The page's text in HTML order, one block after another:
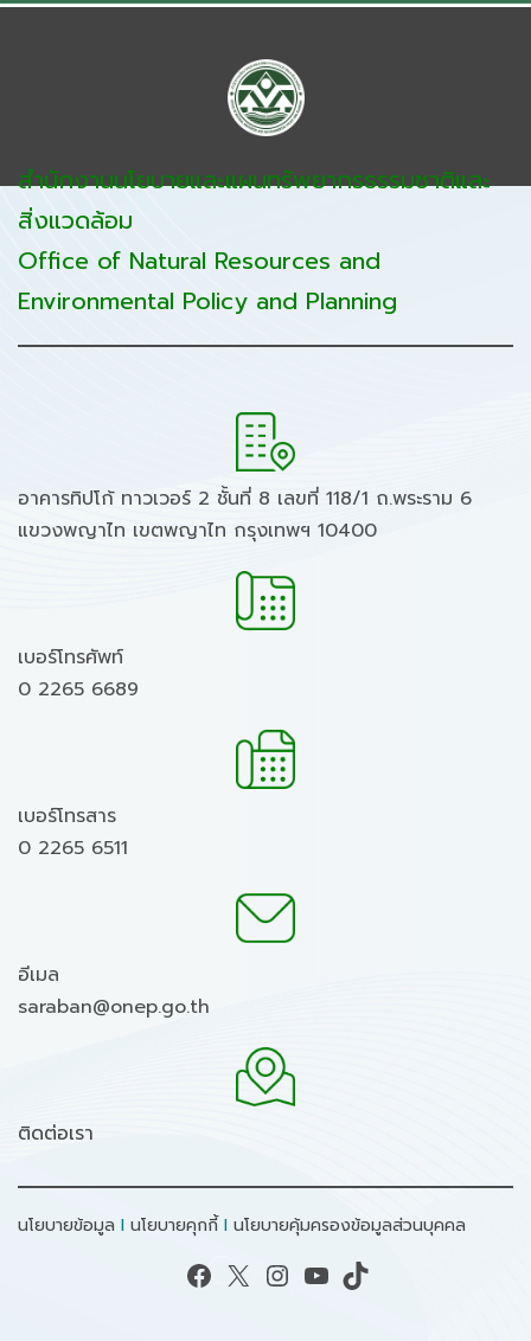
สำนักงานนโยบายและแผนทรัพยากรธรรมชาติและ
สิ่งแวดล้อม
Office of Natural Resources and
Environmental Policy and Planning
อาคารทิปโก้ ทาวเวอร์ 2 ชั้นที่ 8 เลขที่ 118/1 ถ.พระราม 6
แขวงพญาไท เขตพญาไท กรุงเทพฯ 10400
เบอร์โทรศัพท์
0 2265 6689
เบอร์โทรสาร
0 2265 6511
อีเมล
saraban@onep.go.th
ติดต่อเรา
นโยบายข้อมูล I นโยบายคุกกี้ I นโยบายคุ้มครองข้อมูลส่วนบุคคล
Facebook X Instagram YouTube TikTok